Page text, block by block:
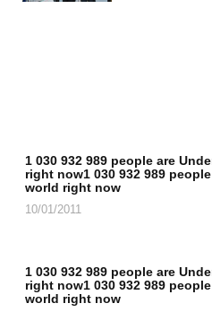
1 030 932 989 people are
right now1 030 932 989
world right now
10/01/2011
1 030 932 989 people are
right now1 030 932 989
world right now